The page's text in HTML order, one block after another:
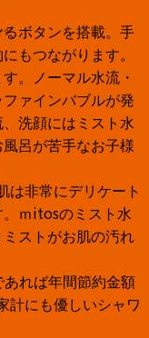
ボタンを搭載。手
もつながります。
。ノーマル水流・
ァインバブルが発
洗顔にはミスト水
呂が苦手なお子様
は非常にデリケート
ｍitosのミスト水
ストがお肌の汚れ
れば年間節約金額
計にも優しいシャワ